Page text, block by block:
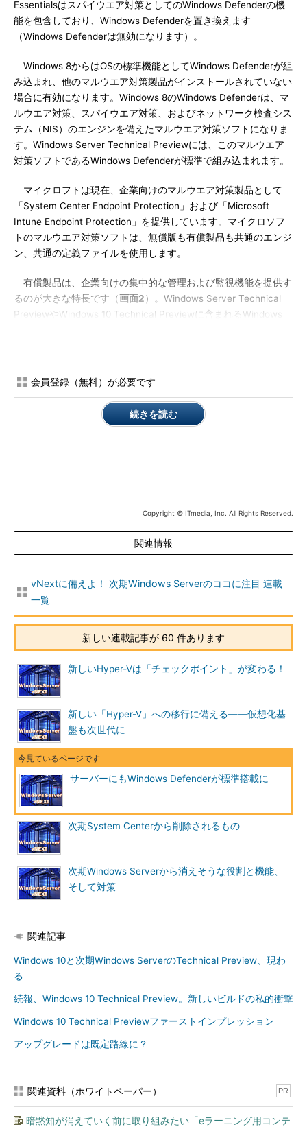
Essentialsはスパイウエア対策としてのWindows Defenderの機
能を包含しており、Windows Defenderを置き換えます
（Windows Defenderは無効になります）。
Windows 8からはOSの標準機能としてWindows Defenderが組
み込まれ、他のマルウエア対策製品がインストールされていない
場合に有効になります。Windows 8のWindows Defenderは、マ
ルウエア対策、スパイウエア対策、およびネットワーク検査シス
テム（NIS）のエンジンを備えたマルウエア対策ソフトになりま
す。Windows Server Technical Previewには、このマルウエア
対策ソフトであるWindows Defenderが標準で組み込まれます。
マイクロフトは現在、企業向けのマルウエア対策製品として
「System Center Endpoint Protection」および「Microsoft
Intune Endpoint Protection」を提供しています。マイクロソフ
トのマルウエア対策ソフトは、無償版も有償製品も共通のエンジ
ン、共通の定義ファイルを使用します。
有償製品は、企業向けの集中的な管理および監視機能を提供す
るのが大きな特長です（画面2）。Windows Server Technical
PreviewやWindows 10 Technical Previewに含まれるWindows
Windows Server 2012 R2に対応したSystem Cente
r Endpoint Protection。System Center Configuration Man
Windows Serverを正式にサポートするのはSystem Center
Technical Previewには互換性の問題があり、インストールする
ことができません。Windows Serverの次期バージョンについて
ポートされることになるでしょう。現行バージョンも更新版で次
期Windows ServerやWindows 10をサポートするかもしれませ
サードパーティのマルウエア対策ソフトでも、開発途中のOS
であるWindows Server Technical PreviewやWindows 10
Technical Previewを正式にサポートしているものは現時点では
ないはずです。現状、これらのOSに対応したマルウエア対策
は、事実上、Windows Defenderだけになります。
そのため、Windows DefenderはWindows Server Technical
PreviewやWindows 10 Technical Previewの評価環境のセキュリ
ティを高めるのに大いに役に立っています。これらのOSの正式
リリース後は、他のマルウエア対策製品を導入するまでのセキュ
リティを確保するのに役立ちます。
マルウエア対策を済ますということも可能です。しかし、セキュ
リティ対策を重要視する企業であれば、System Center
Endpoint Protectionや他社の企業向けセキュリティ製品を導入し
て、管理や監視を強化したいはずです。
PowerShellで
ではリアルタイム保護が有効になっており、Windowsの自動メン
Windows Updateによってエンジンおよび定義ファイルが更新さ
会員登録（無料）が必要です
続きを読む
Copyright © ITmedia, Inc. All Rights Reserved.
関連情報
vNextに備えよ！ 次期Windows Serverのココに注目 連載
一覧
新しい連載記事が 60 件あります
新しいHyper-Vは「チェックポイント」が変わる！
新しい「Hyper-V」への移行に備える――仮想化基
盤も次世代に
サーバーにもWindows Defenderが標準搭載に
次期System Centerから削除されるもの
次期Windows Serverから消えそうな役割と機能、
そして対策
関連記事
Windows 10と次期Windows ServerのTechnical Preview、現わ
る
続報、Windows 10 Technical Preview。新しいビルドの私的衝撃
Windows 10 Technical Previewファーストインプレッション
アップグレードは既定路線に？
関連資料（ホワイトペーパー） PR
暗黙知が消えていく前に取り組みたい「eラーニング用コンテ